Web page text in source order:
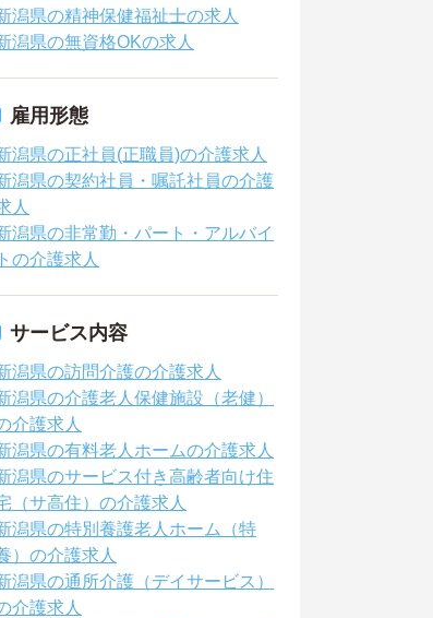
潟県の精神保健福祉士の求人
潟県の無資格OKの求人
雇用形態
潟県の正社員(正職員)の介護求人
潟県の契約社員・嘱託社員の介護
人
潟県の非常勤・パート・アルバイ
トの介護求人
サービス内容
潟県の訪問介護の介護求人
潟県の介護老人保健施設（老健）
介護求人
潟県の有料老人ホームの介護求人
潟県のサービス付き高齢者向け住
（サ高住）の介護求人
潟県の特別養護老人ホーム（特
）の介護求人
潟県の通所介護（デイサービス）
介護求人